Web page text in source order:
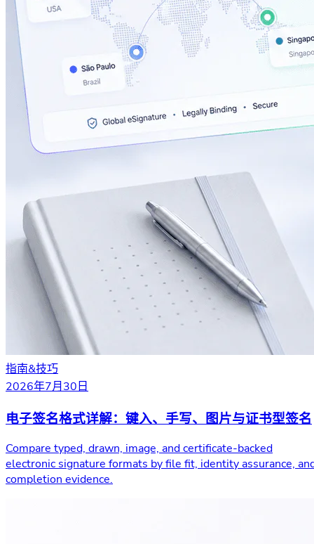
指南&技巧
2026年7月30日
电子签名格式详解：键入、手写、图片与证书型签名
Compare typed, drawn, image, and certificate-backed
electronic signature formats by file fit, identity assurance,
completion evidence.